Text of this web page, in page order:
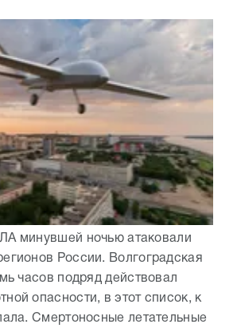
минувшей ночью атаковали
России. Волгоградская
часов подряд действовал
опасности, в этот список, к
Смертоносные летательные